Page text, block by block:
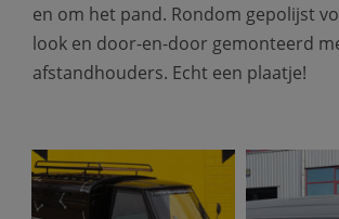
en om het pand. Rondom gepolijst
look en door-en-door gemonteerd
afstandhouders. Echt een plaatje!